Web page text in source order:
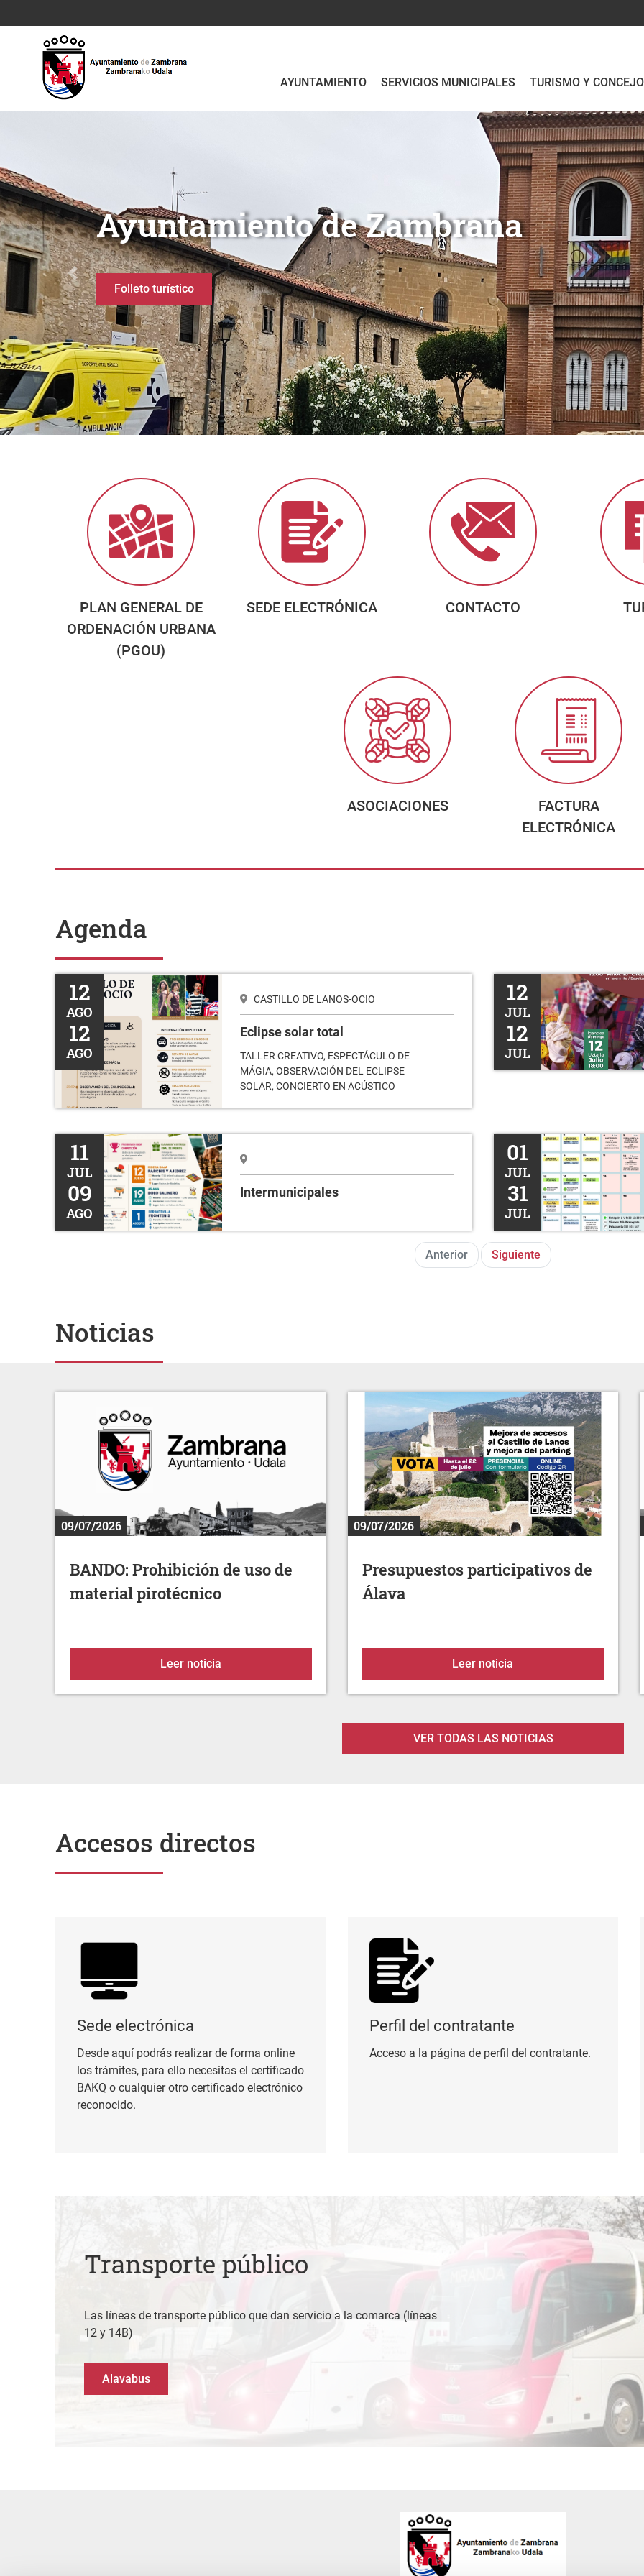
AYUNTAMIENTO SERVICIOS MUNICIPALES TURISMO Y
Slider Home Ayuntamiento de Zambrana
Berganzo
Ruta del Agua
Anterior
PLAN GENERAL DE
ORDENACIÓN URBANA
(PGOU)
SEDE ELECTRÓNICA CONTACTO
ASOCIACIONES
FACTURA
ELECTRÓNICA
Agenda
Eclipse solar total
12
AGO
12
AGO
CASTILLO DE LANOS-OCIO
Eclipse solar total
TALLER CREATIVO, ESPECTÁCULO DE
MÁGIA, OBSERVACIÓN DEL ECLIPSE
SOLAR, CONCIERTO EN ACÚSTICO
I. Kultur Eguna
12
JUL
12
JUL
Intermunicipales
11
JUL
09
AGO
Intermunicipales
Agenda julio 2026
01
JUL
31
JUL
Anterior Siguiente
Noticias
09/07/2026
BANDO: Prohibición de uso de
material pirotécnico
Leer noticiaBANDO: Prohibición de uso de material pirotécnico
09/07/2026
Presupuestos participativos de
Álava
Leer noticia
VER TODAS LAS NOTICIAS
Accesos directos
Sede electrónica
Desde aquí podrás realizar de forma online
los trámites, para ello necesitas el certificado
BAKQ o cualquier otro certificado electrónico
reconocido.
Perfil del contratante
Acceso a la página de perfil del contratante.
Transporte público
Las líneas de transporte público que dan servicio a la comarca (líneas
12 y 14B)
Alavabus